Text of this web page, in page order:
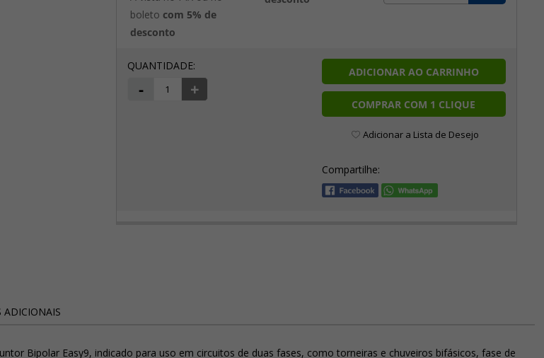
boleto com 5% de
desconto
- +
ADICIONAR AO CARRINHO
COMPRAR COM 1 CLIQUE
Adicionar a Lista de Desejo
Compartilhe:
ADICIONAIS
Bipolar Easy9, indicado para uso em circuitos de duas fases, como torneiras e chuveiros bifásicos, fase de